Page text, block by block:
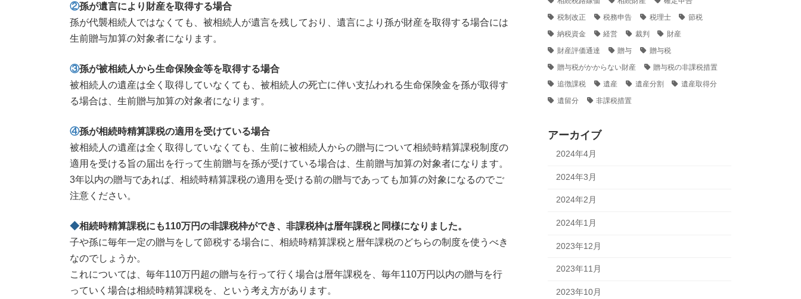
②孫が遺言により財産を取得する場合
孫が代襲相続人ではなくても、被相続人が遺言を残しており、遺言により孫が財産を取得する場合には
生前贈与加算の対象者になります。
③孫が被相続人から生命保険金等を取得する場合
被相続人の遺産は全く取得していなくても、被相続人の死亡に伴い支払われる生命保険金を孫が取得す
る場合は、生前贈与加算の対象者になります。
④孫が相続時精算課税の適用を受けている場合
被相続人の遺産は全く取得していなくても、生前に被相続人からの贈与について相続時精算課税制度の
適用を受ける旨の届出を行って生前贈与を孫が受けている場合は、生前贈与加算の対象者になります。
3年以内の贈与であれば、相続時精算課税の適用を受ける前の贈与であっても加算の対象になるのでご
注意ください。
◆相続時精算課税にも110万円の非課税枠ができ、非課税枠は暦年課税と同様になりました。
子や孫に毎年一定の贈与をして節税する場合に、相続時精算課税と暦年課税のどちらの制度を使うべき
なのでしょうか。
これについては、毎年110万円超の贈与を行って行く場合は暦年課税を、毎年110万円以内の贈与を行
っていく場合は相続時精算課税を、という考え方があります。
税制改正
税務申告 税理士
節税
納税資金
経営 裁判
財産
財産評価通達
贈与
贈与税
贈与税がかからない財産
贈与税の非課税措置
追徴課税
遺産 遺産分割
遺産取得分
遺留分
非課税措置
アーカイブ
2024年4月
2024年3月
2024年2月
2024年1月
2023年12月
2023年11月
2023年10月